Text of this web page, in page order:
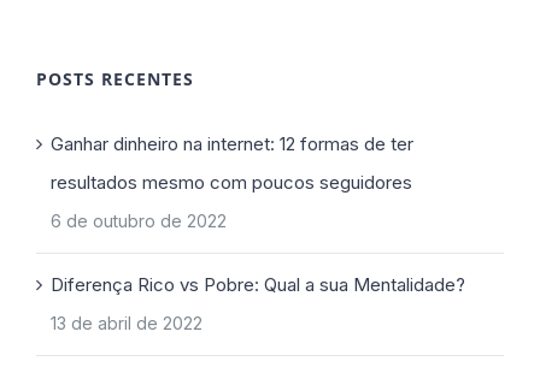
POSTS RECENTES
Ganhar dinheiro na internet: 12 formas de ter
resultados mesmo com poucos seguidores
6 de outubro de 2022
Diferença Rico vs Pobre: Qual a sua Mentalidade?
13 de abril de 2022